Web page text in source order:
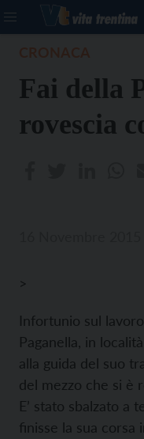
Fai della
rovescia
>
Infortunio sul
Paganella, in
alla guida del suo
del mezzo che si è
E’ stato sbalzato a
finisse la sua